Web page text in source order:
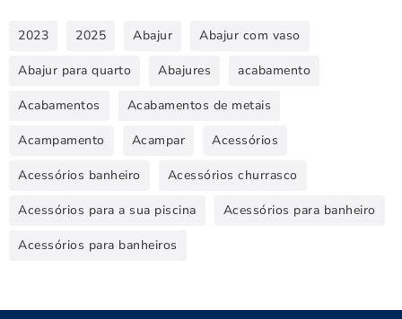
2023 2025 Abajur Abajur com vaso
Abajur para quarto Abajures acabamento
Acabamentos Acabamentos de metais
Acampamento Acampar Acessórios
Acessórios banheiro Acessórios churrasco
Acessórios para a sua piscina Acessórios para banheiro
Acessórios para banheiros